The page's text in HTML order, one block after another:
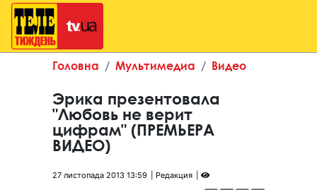
Головна Мультимедиа Видео
Эрика презентовала
"Любовь не верит
цифрам" (ПРЕМЬЕРА
ВИДЕО)
27 листопада 2013 13:59 Редакция